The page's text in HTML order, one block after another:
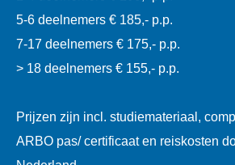
5-6 deelnemers € 185,- p.p.
7-17 deelnemers € 175,- p.p.
> 18 deelnemers € 155,- p.p.
Prijzen zijn incl. studiemateriaal,
ARBO pas/ certificaat en reiskosten